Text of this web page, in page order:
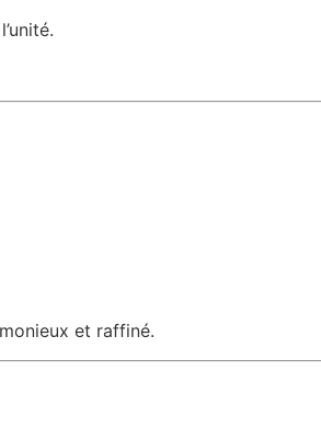
et raffiné.